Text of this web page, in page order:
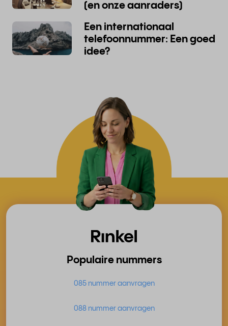
(en onze aanraders)
Een internationaal
telefoonnummer: Een goed
idee?
Populaire nummers
085 nummer aanvragen
088 nummer aanvragen